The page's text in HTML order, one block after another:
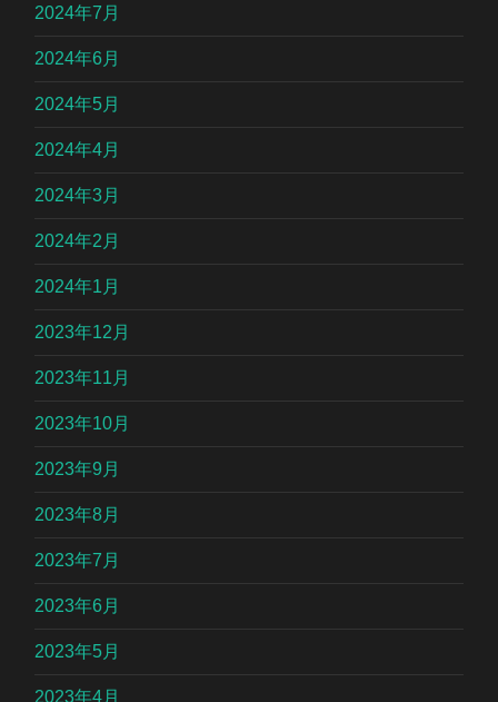
2024年7月
2024年6月
2024年5月
2024年4月
2024年3月
2024年2月
2024年1月
2023年12月
2023年11月
2023年10月
2023年9月
2023年8月
2023年7月
2023年6月
2023年5月
2023年4月